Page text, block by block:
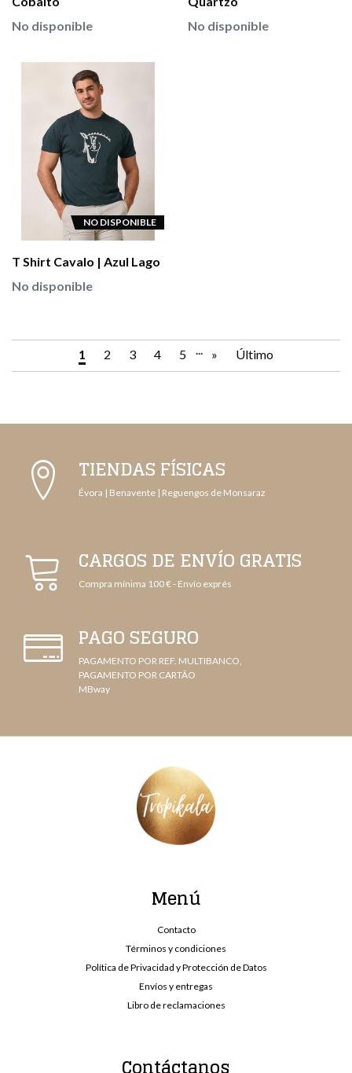
No disponible
No disponible
NO DISPONIBLE
T Shirt Cavalo | Azul Lago
No disponible
1 2 3 4 5 » Último
TIENDAS FÍSICAS
Évora | Benavente | Reguengos de Monsaraz
CARGOS DE ENVÍO GRATIS
Compra mínima 100 € - Envío exprés
PAGO SEGURO
PAGAMENTO POR REF. MULTIBANCO,
PAGAMENTO POR CARTÃO
MBway
Menú
Contacto
Términos y condiciones
Política de Privacidad y Protección de Datos
Envíos y entregas
Libro de reclamaciones